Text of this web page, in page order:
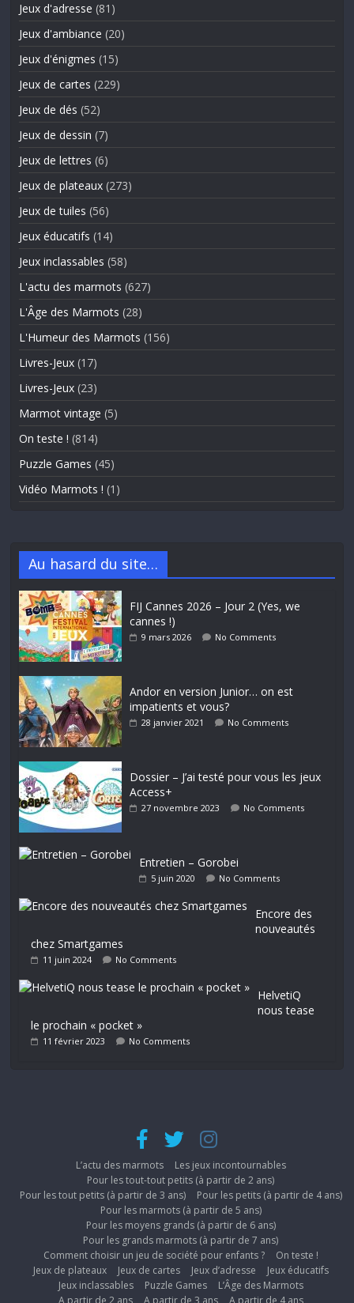
Jeux d'adresse (81)
Jeux d'ambiance (20)
Jeux d'énigmes (15)
Jeux de cartes (229)
Jeux de dés (52)
Jeux de dessin (7)
Jeux de lettres (6)
Jeux de plateaux (273)
Jeux de tuiles (56)
Jeux éducatifs (14)
Jeux inclassables (58)
L'actu des marmots (627)
L'Âge des Marmots (28)
L'Humeur des Marmots (156)
Livres-Jeux (17)
Livres-Jeux (23)
Marmot vintage (5)
On teste ! (814)
Puzzle Games (45)
Vidéo Marmots ! (1)
Au hasard du site…
FIJ Cannes 2026 – Jour 2 (Yes, we
cannes !)
9 mars 2026 No Comments
Andor en version Junior… on est
impatients et vous?
28 janvier 2021 No Comments
Dossier – J’ai testé pour vous les jeux
Access+
27 novembre 2023 No Comments
Entretien – Gorobei
5 juin 2020 No Comments
Encore des
nouveautés
chez Smartgames
11 juin 2024 No Comments
HelvetiQ
nous tease
le prochain « pocket »
11 février 2023 No Comments
L’actu des marmots
Les jeux incontournables
Pour les tout-tout petits (à partir de 2 ans)
Pour les tout petits (à partir de 3 ans)
Pour les petits (à partir de 4 ans)
Pour les marmots (à partir de 5 ans)
Pour les moyens grands (à partir de 6 ans)
Pour les grands marmots (à partir de 7 ans)
Comment choisir un jeu de société pour enfants ?
On teste !
Jeux de plateaux
Jeux de cartes Jeux d’adresse
Jeux éducatifs
Jeux inclassables
Puzzle Games
L’Âge des Marmots